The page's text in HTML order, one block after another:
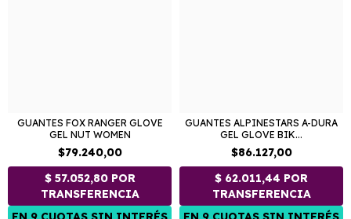
GUANTES FOX RANGER GLOVE
GEL NUT WOMEN
$79.240,00
GUANTES ALPINESTARS A-DURA
GEL GLOVE BIK...
$86.127,00